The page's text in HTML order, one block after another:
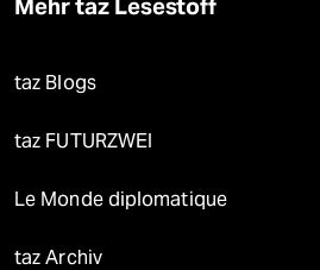
taz Blogs
taz FUTURZWEI
Le Monde diplomatique
taz Archiv